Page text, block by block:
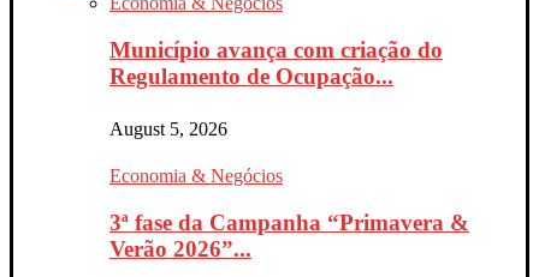
Município avança com criação do
Regulamento de Ocupação...
August 5, 2026
Economia & Negócios
3ª fase da Campanha “Primavera &
Verão 2026”...